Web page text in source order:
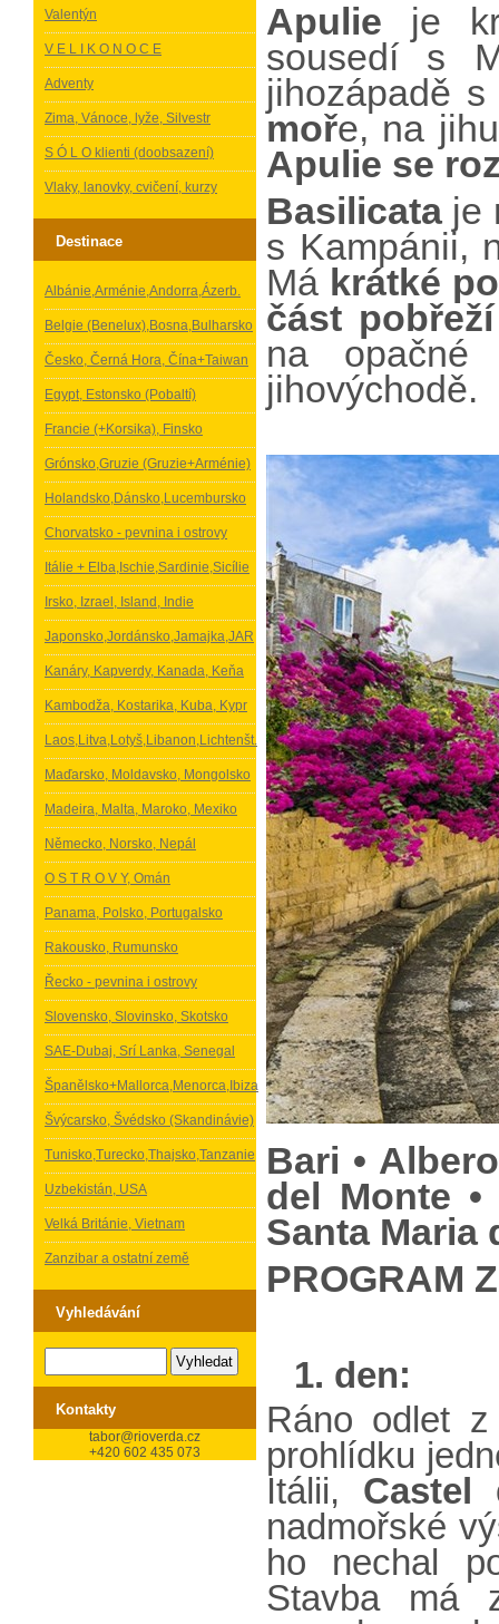
Valentýn
V E L I K O N O C E
Adventy
Zima, Vánoce, lyže, Silvestr
S Ó L O klienti (doobsazení)
Vlaky, lanovky, cvičení, kurzy
Destinace
Albánie,Arménie,Andorra,Ázerb.
Belgie (Benelux),Bosna,Bulharsko
Česko, Černá Hora, Čína+Taiwan
Egypt, Estonsko (Pobaltí)
Francie (+Korsika), Finsko
Grónsko,Gruzie (Gruzie+Arménie)
Holandsko,Dánsko,Lucembursko
Chorvatsko - pevnina i ostrovy
Itálie + Elba,Ischie,Sardinie,Sicílie
Irsko, Izrael, Island, Indie
Japonsko,Jordánsko,Jamajka,JAR
Kanáry, Kapverdy, Kanada, Keňa
Kambodža, Kostarika, Kuba, Kypr
Laos,Litva,Lotyš,Libanon,Lichtenšt.
Maďarsko, Moldavsko, Mongolsko
Madeira, Malta, Maroko, Mexiko
Německo, Norsko, Nepál
O S T R O V Y, Omán
Panama, Polsko, Portugalsko
Rakousko, Rumunsko
Řecko - pevnina i ostrovy
Slovensko, Slovinsko, Skotsko
SAE-Dubaj, Srí Lanka, Senegal
Španělsko+Mallorca,Menorca,Ibiza
Švýcarsko, Švédsko (Skandinávie)
Tunisko,Turecko,Thajsko,Tanzanie
Uzbekistán, USA
Velká Británie, Vietnam
Zanzibar a ostatní země
Vyhledávání
Kontakty
tabor@rioverda.cz
+420 602 435 073
Apulie je
sousedí s
jihozápadě
moře, na
Apulie se
Basilicata je
s Kampánii,
Má krátké
část
na opačné
jihovýchodě.
Bari •
del Monte •
Santa Maria
PROGRAM
1. den:
Ráno odlet
prohlídku
Itálii, Castel
nadmořské
ho nechal
Stavba má